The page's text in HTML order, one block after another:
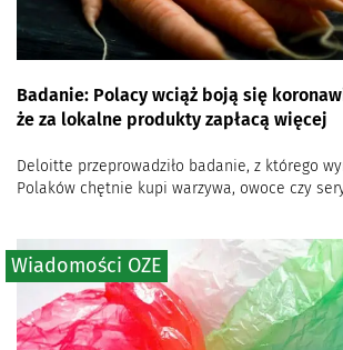
Badanie: Polacy wciąż boją się
że za lokalne produkty zapłacą więcej
Deloitte przeprowadziło badanie, z którego
Polaków chętnie kupi warzywa, owoce czy
Wiadomości OZE